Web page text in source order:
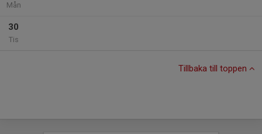
Mån
30
Tis
Tillbaka till toppen